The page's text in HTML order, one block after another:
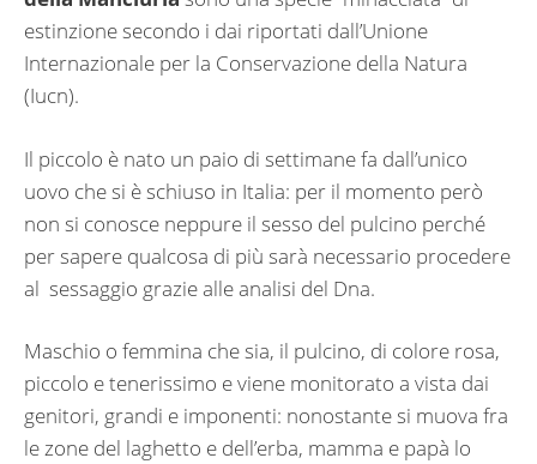
estinzione secondo i dai riportati dall’Unione
Internazionale per la Conservazione della Natura
(Iucn).
Il piccolo è nato un paio di settimane fa dall’unico
uovo che si è schiuso in Italia: per il momento però
non si conosce neppure il sesso del pulcino perché
per sapere qualcosa di più sarà necessario procedere
al sessaggio grazie alle analisi del Dna.
Maschio o femmina che sia, il pulcino, di colore rosa,
piccolo e tenerissimo e viene monitorato a vista dai
genitori, grandi e imponenti: nonostante si muova fra
le zone del laghetto e dell’erba, mamma e papà lo